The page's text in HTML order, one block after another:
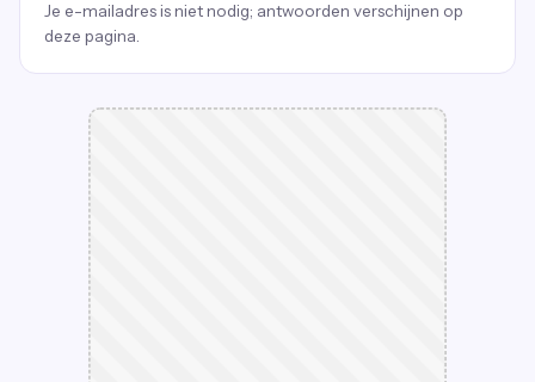
Je e-mailadres is niet nodig; antwoorden verschijnen op
deze pagina.